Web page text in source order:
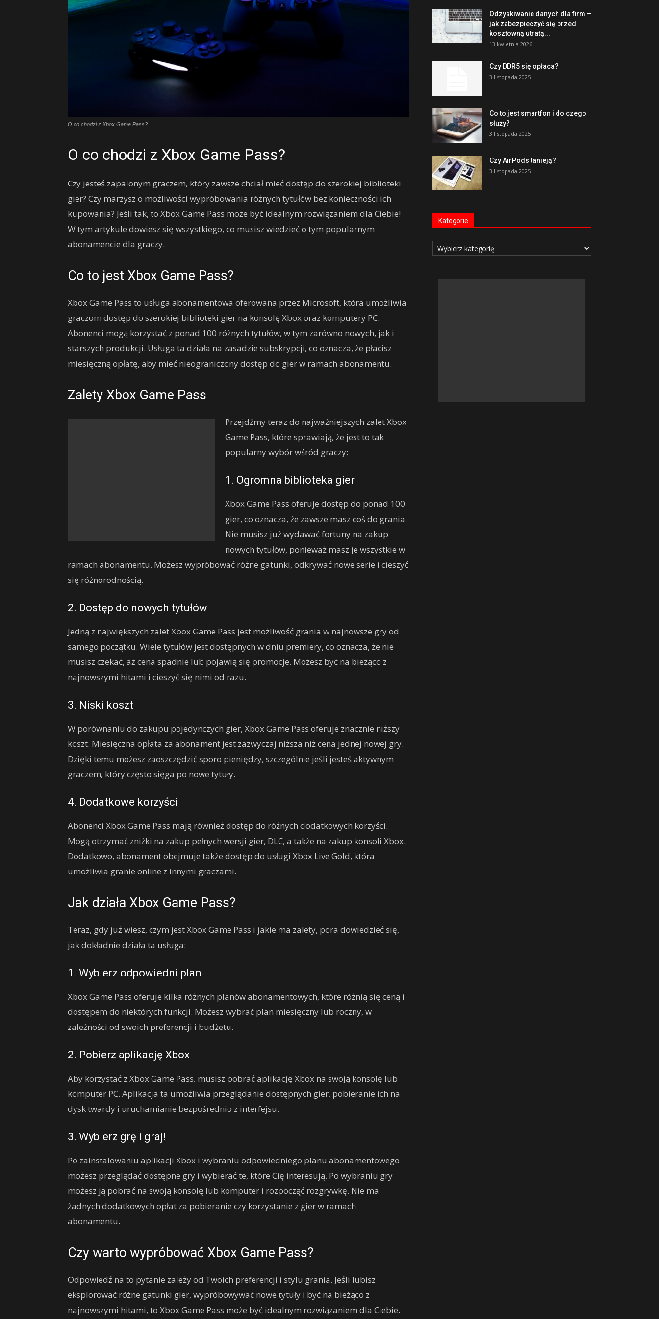
O co chodzi z Xbox Game Pass?
O co chodzi z Xbox Game Pass?
Czy jesteś zapalonym graczem, który zawsze chciał mieć dostęp do szerokiej biblioteki
gier? Czy marzysz o możliwości wypróbowania różnych tytułów bez konieczności ich
kupowania? Jeśli tak, to Xbox Game Pass może być idealnym rozwiązaniem dla Ciebie!
W tym artykule dowiesz się wszystkiego, co musisz wiedzieć o tym popularnym
abonamencie dla graczy.
Co to jest Xbox Game Pass?
Xbox Game Pass to usługa abonamentowa oferowana przez Microsoft, która umożliwia
graczom dostęp do szerokiej biblioteki gier na konsolę Xbox oraz komputery PC.
Abonenci mogą korzystać z ponad 100 różnych tytułów, w tym zarówno nowych, jak i
starszych produkcji. Usługa ta działa na zasadzie subskrypcji, co oznacza, że płacisz
miesięczną opłatę, aby mieć nieograniczony dostęp do gier w ramach abonamentu.
Zalety Xbox Game Pass
Przejdźmy teraz do najważniejszych zalet Xbox
Game Pass, które sprawiają, że jest to tak
popularny wybór wśród graczy:
1. Ogromna biblioteka gier
Xbox Game Pass oferuje dostęp do ponad 100
gier, co oznacza, że zawsze masz coś do grania.
Nie musisz już wydawać fortuny na zakup
nowych tytułów, ponieważ masz je wszystkie w
ramach abonamentu. Możesz wypróbować różne gatunki, odkrywać nowe serie i cieszyć
się różnorodnością.
2. Dostęp do nowych tytułów
Jedną z największych zalet Xbox Game Pass jest możliwość grania w najnowsze gry od
samego początku. Wiele tytułów jest dostępnych w dniu premiery, co oznacza, że nie
musisz czekać, aż cena spadnie lub pojawią się promocje. Możesz być na bieżąco z
najnowszymi hitami i cieszyć się nimi od razu.
3. Niski koszt
W porównaniu do zakupu pojedynczych gier, Xbox Game Pass oferuje znacznie niższy
koszt. Miesięczna opłata za abonament jest zazwyczaj niższa niż cena jednej nowej gry.
Dzięki temu możesz zaoszczędzić sporo pieniędzy, szczególnie jeśli jesteś aktywnym
graczem, który często sięga po nowe tytuły.
4. Dodatkowe korzyści
Abonenci Xbox Game Pass mają również dostęp do różnych dodatkowych korzyści.
Mogą otrzymać zniżki na zakup pełnych wersji gier, DLC, a także na zakup konsoli Xbox.
Dodatkowo, abonament obejmuje także dostęp do usługi Xbox Live Gold, która
umożliwia granie online z innymi graczami.
Jak działa Xbox Game Pass?
Teraz, gdy już wiesz, czym jest Xbox Game Pass i jakie ma zalety, pora dowiedzieć się,
jak dokładnie działa ta usługa:
1. Wybierz odpowiedni plan
Xbox Game Pass oferuje kilka różnych planów abonamentowych, które różnią się ceną i
dostępem do niektórych funkcji. Możesz wybrać plan miesięczny lub roczny, w
zależności od swoich preferencji i budżetu.
2. Pobierz aplikację Xbox
Aby korzystać z Xbox Game Pass, musisz pobrać aplikację Xbox na swoją konsolę lub
komputer PC. Aplikacja ta umożliwia przeglądanie dostępnych gier, pobieranie ich na
dysk twardy i uruchamianie bezpośrednio z interfejsu.
3. Wybierz grę i graj!
Po zainstalowaniu aplikacji Xbox i wybraniu odpowiedniego planu abonamentowego
możesz przeglądać dostępne gry i wybierać te, które Cię interesują. Po wybraniu gry
możesz ją pobrać na swoją konsolę lub komputer i rozpocząć rozgrywkę. Nie ma
żadnych dodatkowych opłat za pobieranie czy korzystanie z gier w ramach
abonamentu.
Czy warto wypróbować Xbox Game Pass?
Odpowiedź na to pytanie zależy od Twoich preferencji i stylu grania. Jeśli lubisz
eksplorować różne gatunki gier, wypróbowywać nowe tytuły i być na bieżąco z
najnowszymi hitami, to Xbox Game Pass może być idealnym rozwiązaniem dla Ciebie.
Odzyskiwanie danych dla firm –
jak zabezpieczyć się przed
kosztowną utratą...
13 kwietnia 2026
Czy DDR5 się opłaca?
3 listopada 2025
Co to jest smartfon i do czego
służy?
3 listopada 2025
Czy AirPods tanieją?
3 listopada 2025
Kategorie
Kategorie